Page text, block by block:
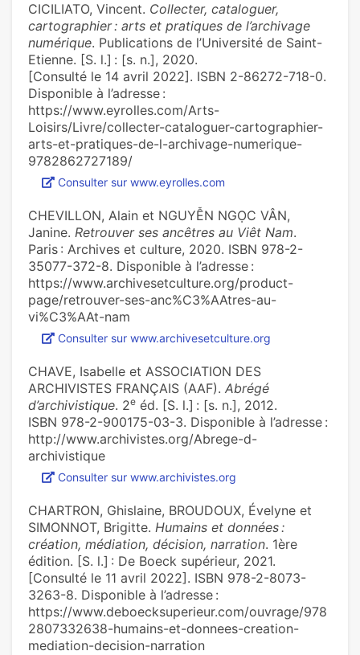
CICILIATO, Vincent. Collecter, cataloguer,
cartographier : arts et pratiques de l’archivage
numérique. Publications de l’Université de Saint-
Etienne. [S. l.] : [s. n.], 2020.
[Consulté le 14 avril 2022]. ISBN 2-86272-718-0.
Disponible à l’adresse :
https://www.eyrolles.com/Arts-
Loisirs/Livre/collecter-cataloguer-cartographier-
arts-et-pratiques-de-l-archivage-numerique-
9782862727189/
Consulter sur www.eyrolles.com
CHEVILLON, Alain et NGUYỄN NGỌC VÂN,
Janine. Retrouver ses ancêtres au Viêt Nam.
Paris : Archives et culture, 2020. ISBN 978-2-
35077-372-8. Disponible à l’adresse :
https://www.archivesetculture.org/product-
page/retrouver-ses-anc%C3%AAtres-au-
vi%C3%AAt-nam
Consulter sur www.archivesetculture.org
CHAVE, Isabelle et ASSOCIATION DES
ARCHIVISTES FRANÇAIS (AAF). Abrégé
d’archivistique. 2e éd. [S. l.] : [s. n.], 2012.
ISBN 978-2-900175-03-3. Disponible à l’adresse :
http://www.archivistes.org/Abrege-d-
archivistique
Consulter sur www.archivistes.org
CHARTRON, Ghislaine, BROUDOUX, Évelyne et
SIMONNOT, Brigitte. Humains et données :
création, médiation, décision, narration. 1ère
édition. [S. l.] : De Boeck supérieur, 2021.
[Consulté le 11 avril 2022]. ISBN 978-2-8073-
3263-8. Disponible à l’adresse :
https://www.deboecksuperieur.com/ouvrage/978
2807332638-humains-et-donnees-creation-
mediation-decision-narration